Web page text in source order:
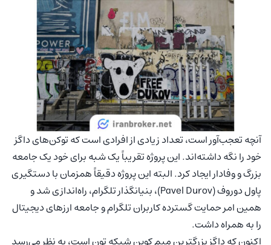
آنچه تعجب‌آور است، تعداد زیادی از افرادی است که توکن‌های داگز
خود را نگه داشته‌اند. این پروژه تقریباً یک شبه برای خود یک جامعه
بزرگ و وفادار ایجاد کرد. البته این پروژه دقیقاً همزمان با دستگیری
پاول دوروف (Pavel Durov)، بنیانگذار تلگرام، راه‌اندازی شد و
همین امر حمایت گسترده کاربران تلگرام و جامعه ارزهای دیجیتال
را به همراه داشت.
اکنون که داگز بزرگترین میم کوین شبکه تون است، به نظر می‌رسد